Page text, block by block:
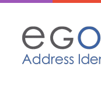
content